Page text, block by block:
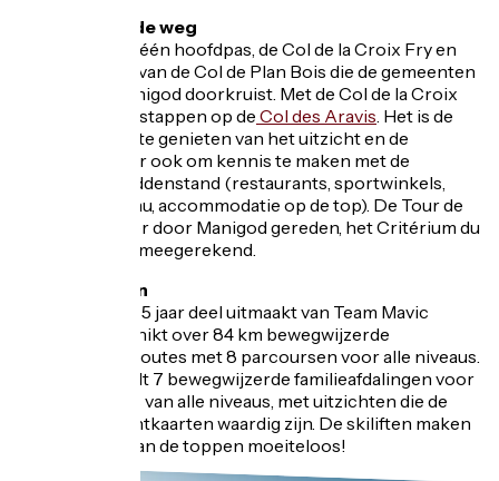
Fietsen over de weg
Manigod heeft één hoofdpas, de Col de la Croix Fry en
profiteert ook van de Col de Plan Bois die de gemeenten
en Manigod doorkruist. Met de Col de la Croix
Fry kun je overstappen op de Col des Aravis. Het is de
ideale plek om te genieten van het uitzicht en de
omgeving, maar ook om kennis te maken met de
plaatselijke middenstand (restaurants, sportwinkels,
toeristenbureau, accommodatie op de top). De Tour de
France is 6 keer door Manigod gereden, het Critérium du
Dauphiné niet meegerekend.
Mountainbiken
Manigod, dat al 5 jaar deel uitmaakt van Team Mavic
Manigod, beschikt over 84 km bewegwijzerde
mountainbikeroutes met 8 parcoursen voor alle niveaus.
Het resort biedt 7 bewegwijzerde familieafdalingen voor
mountainbikes van alle niveaus, met uitzichten die de
mooiste ansichtkaarten waardig zijn. De skiliften maken
het bereiken van de toppen moeiteloos!